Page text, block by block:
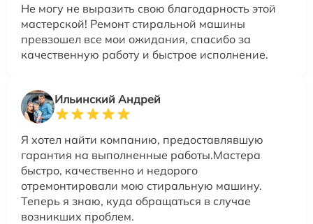
Не могу не выразить свою благодарность этой
мастерской! Ремонт стиральной машины
превзошел все мои ожидания, спасибо за
качественную работу и быстрое исполнение.
Ильинский Андрей
Я хотел найти компанию, предоставлявшую
гарантия на выполненные работы.Мастера
быстро, качественно и недорого
отремонтировали мою стиральную машину.
Теперь я знаю, куда обращаться в случае
возникших проблем.